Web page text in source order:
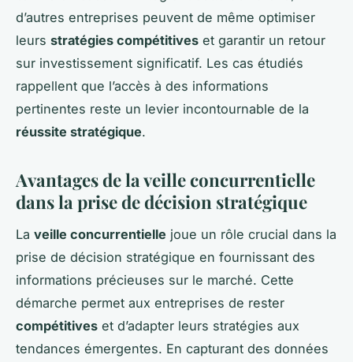
d’autres entreprises peuvent de même optimiser
leurs stratégies compétitives et garantir un retour
sur investissement significatif. Les cas étudiés
rappellent que l’accès à des informations
pertinentes reste un levier incontournable de la
réussite stratégique.
Avantages de la veille concurrentielle
dans la prise de décision stratégique
La veille concurrentielle joue un rôle crucial dans la
prise de décision stratégique en fournissant des
informations précieuses sur le marché. Cette
démarche permet aux entreprises de rester
compétitives et d’adapter leurs stratégies aux
tendances émergentes. En capturant des données